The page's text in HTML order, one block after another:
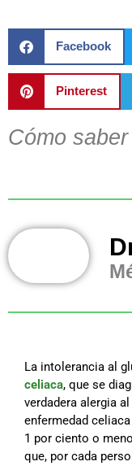
Facebook
Pinterest
Cómo
La intolerancia al
celiaca, que se
verdadera alergia
enfermedad
1 por ciento o
que, por cada